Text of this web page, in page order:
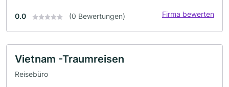
0.0 (0 Bewertungen) Firma bewerten
Vietnam -Traumreisen
Reisebüro